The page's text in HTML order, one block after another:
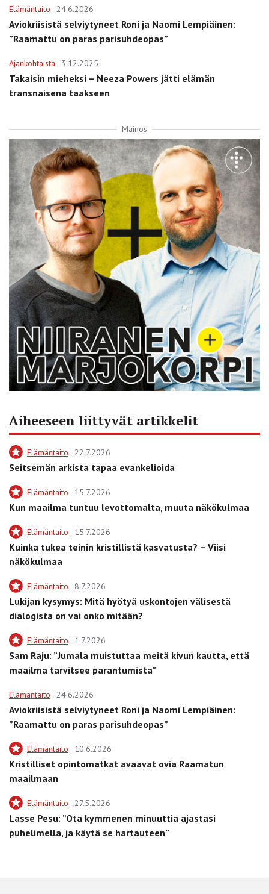
Elämäntaito 24.6.2026
Aviokriisistä selviytyneet Roni ja Naomi Lempiäinen:
”Raamattu on paras parisuhdeopas”
Ajankohtaista 3.12.2025
Takaisin mieheksi – Neeza Powers jätti elämän
transnaisena taakseen
Mainos
Aiheeseen liittyvät artikkelit
Elämäntaito 22.7.2026
Seitsemän arkista tapaa evankelioida
Elämäntaito 15.7.2026
Kun maailma tuntuu levottomalta, muuta näkökulmaa
Elämäntaito 15.7.2026
Kuinka tukea teinin kristillistä kasvatusta? – Viisi
näkökulmaa
Elämäntaito 8.7.2026
Lukijan kysymys: Mitä hyötyä uskontojen välisestä
dialogista on vai onko mitään?
Elämäntaito 1.7.2026
Sam Raju: ”Jumala muistuttaa meitä kivun kautta, että
maailma tarvitsee parantumista”
Elämäntaito 24.6.2026
Aviokriisistä selviytyneet Roni ja Naomi Lempiäinen:
”Raamattu on paras parisuhdeopas”
Elämäntaito 10.6.2026
Kristilliset opintomatkat avaavat ovia Raamatun
maailmaan
Elämäntaito 27.5.2026
Lasse Pesu: ”Ota kymmenen minuuttia ajastasi
puhelimella, ja käytä se hartauteen”